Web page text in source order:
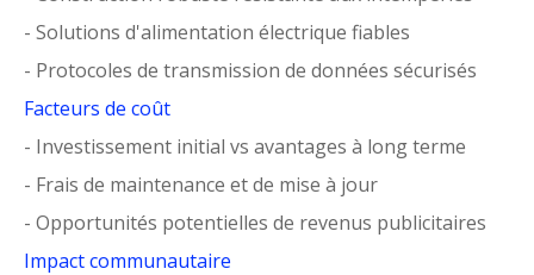
- Solutions d'alimentation électrique fiables
- Protocoles de transmission de données sécurisés
Facteurs de coût
- Investissement initial vs avantages à long terme
- Frais de maintenance et de mise à jour
- Opportunités potentielles de revenus publicitaires
Impact communautaire